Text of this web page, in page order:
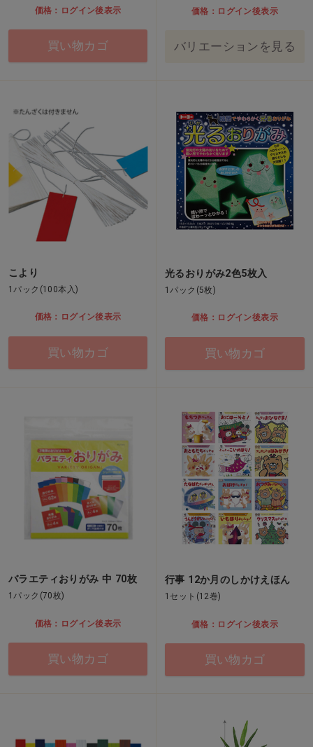
価格：ログイン後表示
買い物カゴ
価格：ログイン後表示
バリエーションを見る
こより
1パック(100本入)
価格：ログイン後表示
買い物カゴ
光るおりがみ2色5枚入
1パック(5枚)
価格：ログイン後表示
買い物カゴ
バラエティおりがみ 中 70枚
1パック(70枚)
価格：ログイン後表示
買い物カゴ
行事 12か月のしかけえほん
1セット(12巻)
価格：ログイン後表示
買い物カゴ